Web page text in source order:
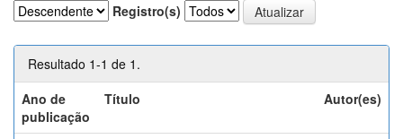
Registro(s)
Resultado 1-1 de 1.
Ano de
publicação
Título Autor(es)